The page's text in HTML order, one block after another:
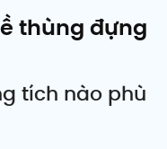
thùng đựng
tích nào phù